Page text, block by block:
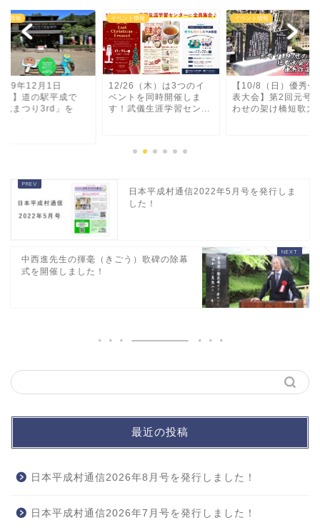
ト情報
年12月1日
）】道の駅平成で
成まつり3rd」を
イベント情報
12/26（木）は3つのイ
ベントを同時開催しま
す！武儀生涯学習セン...
イベント情報
【10/8（日）優秀作
表大会】第2回元号
わせの架け橋短歌大
日本平成村通信2022年5月号を発行しま
した！
中西進先生の揮毫（きごう）歌碑の除幕
式を開催しました！
最近の投稿
日本平成村通信2026年8月号を発行しました！
日本平成村通信2026年7月号を発行しました！